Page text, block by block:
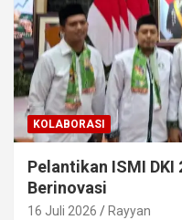
KOLABORASI
Pelantikan ISMI
Berinovasi
16 Juli 2026 Rayyan